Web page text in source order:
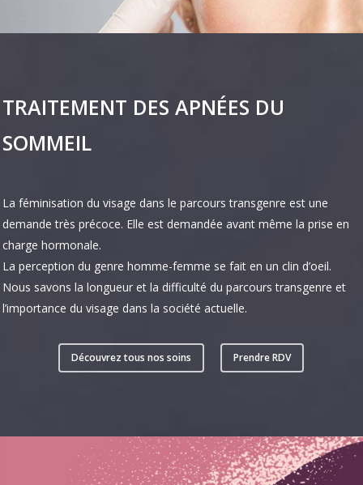
TRAITEMENT DES APNÉES DU
SOMMEIL
La féminisation du visage dans le parcours transgenre est une
demande très précoce. Elle est demandée avant même la prise en
charge hormonale.
La perception du genre homme-femme se fait en un clin d’oeil.
Nous savons la longueur et la difficulté du parcours transgenre et
l’importance du visage dans la société actuelle.
Découvrez tous nos soins Prendre RDV